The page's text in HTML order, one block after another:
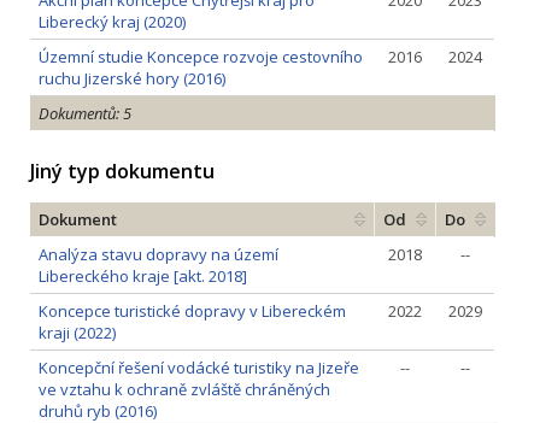
Liberecký kraj (2020)
Územní studie Koncepce rozvoje cestovního
ruchu Jizerské hory (2016)
2016 2024
Dokumentů: 5
Jiný typ dokumentu
Dokument Od
Do
Analýza stavu dopravy na území
Libereckého kraje [akt. 2018]
2018 --
Koncepce turistické dopravy v Libereckém
kraji (2022)
2022 2029
Koncepční řešení vodácké turistiky na Jizeře
ve vztahu k ochraně zvláště chráněných
druhů ryb (2016)
-- --